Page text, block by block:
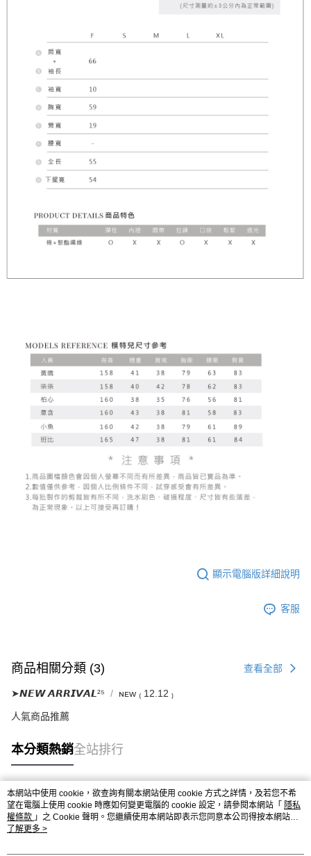
顯示電腦版詳細說明
客服
商品相關分類 (3) 查看全部
➤𝙉𝙀𝙒 𝘼𝙍𝙍𝙄𝙑𝘼𝙇²⁵ ɴᴇᴡ ₍ 12.12 ₎
人氣商品推薦
本分類熱銷全站排行
熱門標籤
本網站中使用 cookie，欲查詢有關本網站使用 cookie 方式之詳情，及若您不希
望在電腦上使用 cookie 時應如何變更電腦的 cookie 設定，請參閱本網站「 隱私
權條款 」之 Cookie 聲明。您繼續使用本網站即表示您同意本公司得按本網站使
用條款之 Cookie 聲明使用 cookie。
了解更多 >